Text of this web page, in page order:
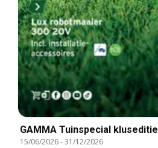
GAMMA Tuinspecial kluseditie
15/06/2026-31/12/2026